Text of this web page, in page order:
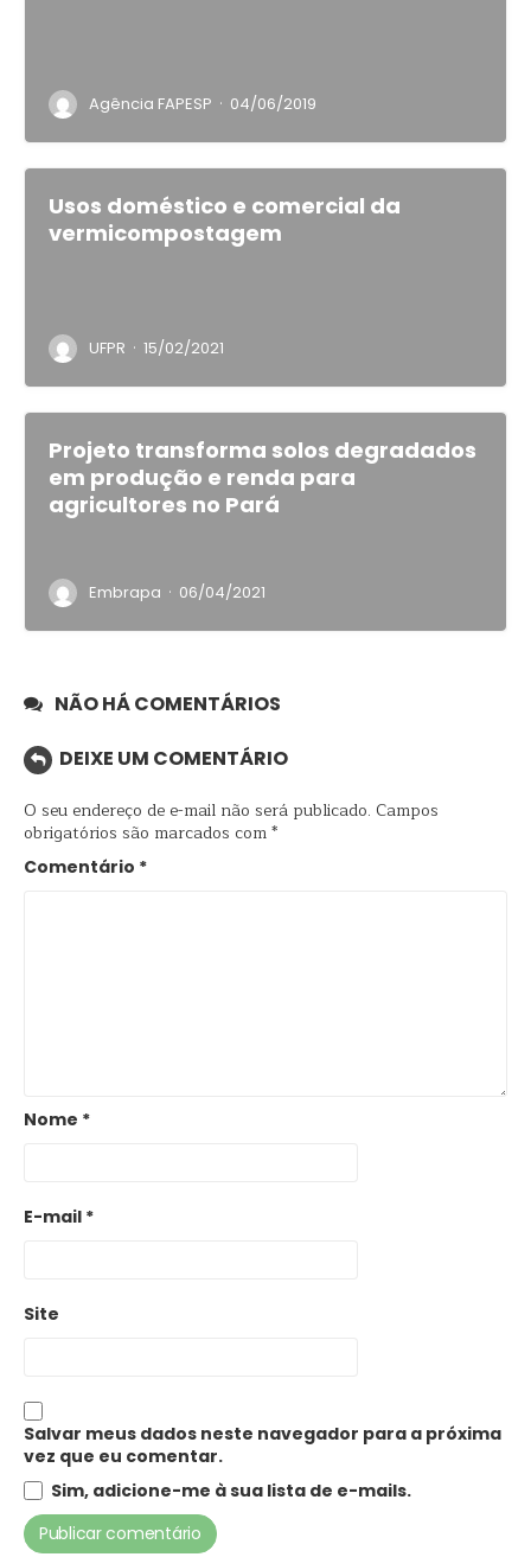
Agência FAPESP · 04/06/2019
Usos doméstico e comercial da
vermicompostagem
UFPR · 15/02/2021
Projeto transforma solos degradados
em produção e renda para
agricultores no Pará
Embrapa · 06/04/2021
NÃO HÁ COMENTÁRIOS
DEIXE UM COMENTÁRIO
O seu endereço de e-mail não será publicado. Campos
obrigatórios são marcados com*
Comentário *
Nome *
E-mail *
Site
Salvar meus dados neste navegador para a próxima
vez que eu comentar.
Sim, adicione-me à sua lista de e-mails.